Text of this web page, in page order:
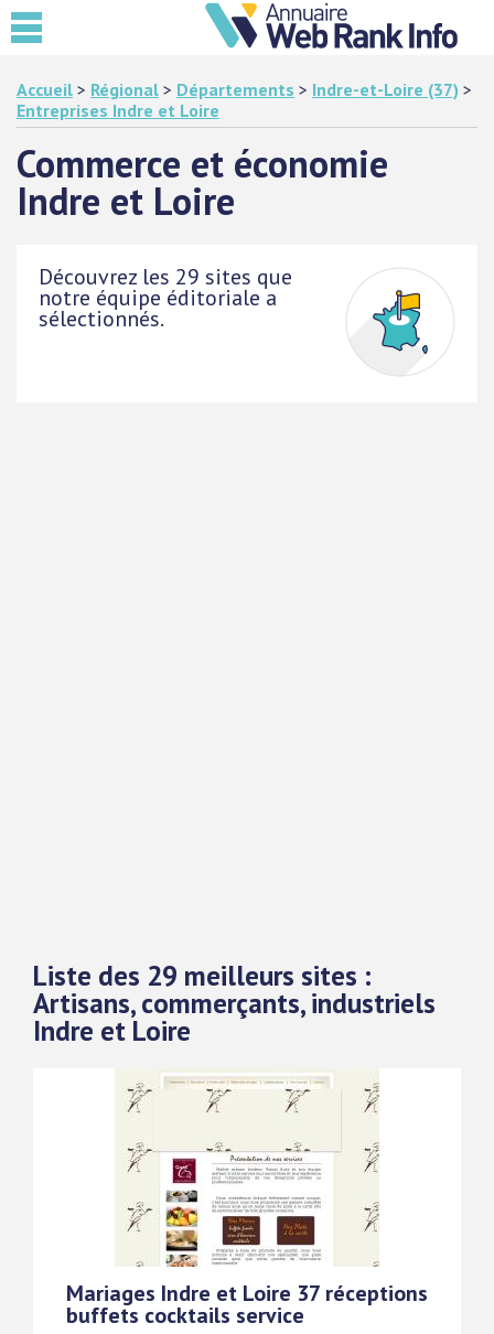
Accueil > Régional > Départements > Indre-et-Loire (37) >
Entreprises Indre et Loire
Commerce et économie
Indre et Loire
Découvrez les 29 sites que
notre équipe éditoriale a
sélectionnés.
Liste des 29 meilleurs sites :
Artisans, commerçants, industriels
Indre et Loire
Mariages Indre et Loire 37 réceptions
buffets cocktails service